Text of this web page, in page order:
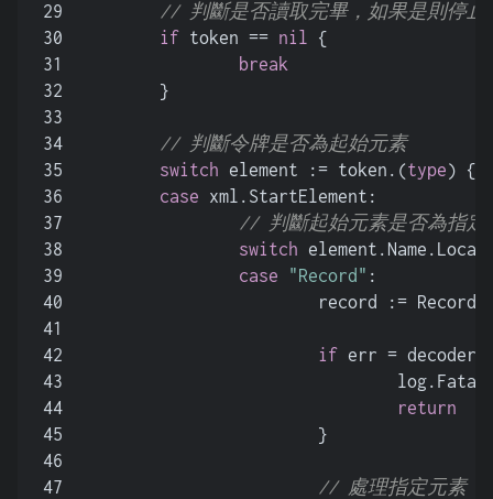
29
30
31
32
33
34
35
36
37
38
39
40
41
42
43
44
45
46
47
// 判斷是否讀取完畢，如果是則停止
if token == nil
{
break
	}
// 判斷令牌是否為起始元素
switch element := token.(type) {
case xml.StartElement:
// 判斷起始元素是否為指定
switch
case
"Record" :
record :=
if err =
return
			}
// 處理指定元素